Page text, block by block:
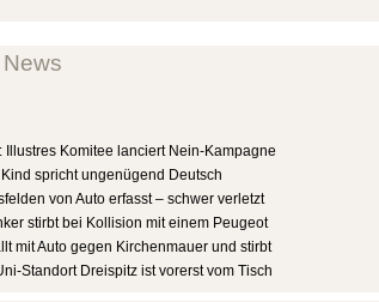
Illustres Komitee lanciert Nein-Kampagne
spricht ungenügend Deutsch
von Auto erfasst – schwer verletzt
stirbt bei Kollision mit einem Peugeot
mit Auto gegen Kirchenmauer und stirbt
Standort Dreispitz ist vorerst vom Tisch